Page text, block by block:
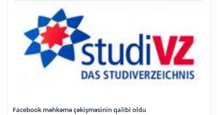
Facebook məhkəmə çəkişməsinin qalibi oldu